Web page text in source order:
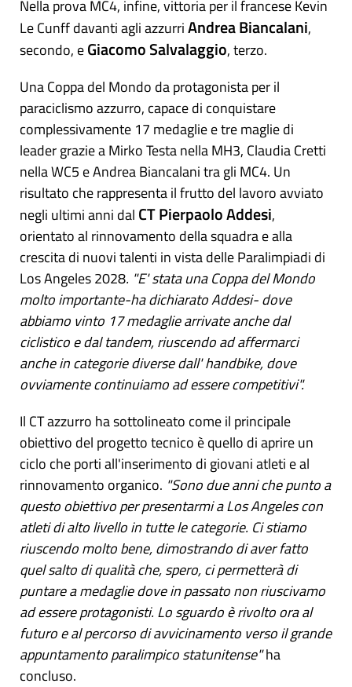
Nella prova MC4, infine, vittoria per il francese Kevin
Le Cunff davanti agli azzurriAndrea Biancalani,
secondo, eGiacomo Salvalaggio, terzo.
Una Coppa del Mondo da protagonista per il
paraciclismo azzurro, capace di conquistare
complessivamente 17 medaglie e tre maglie di
leader grazie a Mirko Testa nella MH3, Claudia Cretti
nella WC5 e Andrea Biancalani tra gli MC4. Un
risultato che rappresenta il frutto del lavoro avviato
negli ultimi anni dal CT Pierpaolo Addesi,
orientato al rinnovamento della squadra e alla
crescita di nuovi talenti in vista delle Paralimpiadi di
Los Angeles 2028. "E' stata una Coppa del Mondo
molto importante-ha dichiarato Addesi- dove
abbiamo vinto 17 medaglie arrivate anche dal
ciclistico e dal tandem, riuscendo ad affermarci
anche in categorie diverse dall' handbike, dove
ovviamente continuiamo ad essere competitivi".
Il CT azzurro ha sottolineato come il principale
obiettivo del progetto tecnico è quello di aprire un
ciclo che porti all'inserimento di giovani atleti e al
rinnovamento organico. "Sono due anni che punto a
questo obiettivo per presentarmi a Los Angeles con
atleti di alto livello in tutte le categorie. Ci stiamo
riuscendo molto bene, dimostrando di aver fatto
quel salto di qualità che, spero, ci permetterà di
puntare a medaglie dove in passato non riuscivamo
ad essere protagonisti. Lo sguardo è rivolto ora al
futuro e al percorso di avvicinamento verso il grande
appuntamento paralimpico statunitense"ha
concluso.